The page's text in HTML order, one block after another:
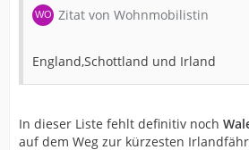
Zitat von Wohnmobilistin
England,Schottland und Irland
In dieser Liste fehlt definitiv noch
auf dem Weg zur kürzesten